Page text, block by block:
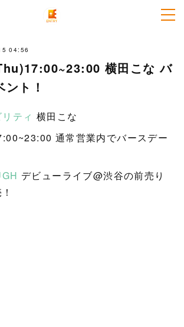
04:56
横田こな バ
ト！
ティ 横田こな
通常営業内でバースデー
デビューライブ@渋谷の前売り